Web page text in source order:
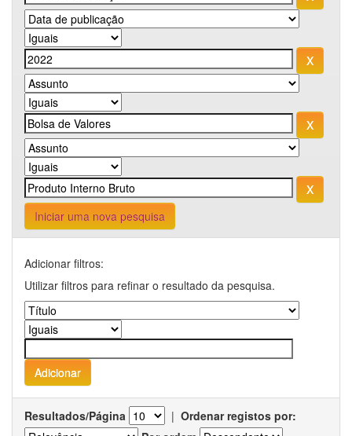
Iniciar uma nova pesquisa
Adicionar filtros:
Utilizar filtros para refinar o resultado da pesquisa.
Resultados/Página | Ordenar registos por: